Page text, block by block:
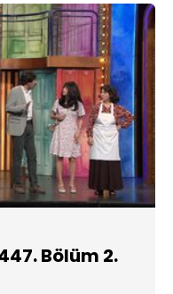
Bölüm 2.